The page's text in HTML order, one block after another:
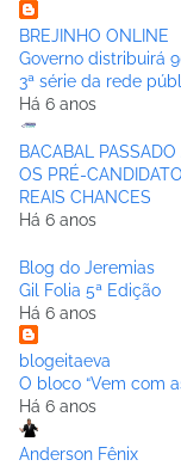
BREJINHO ONLINE
Governo distribuirá
3ª série da rede
Há 6 anos
BACABAL
OS PRÉ-
REAIS CHANCES
Há 6 anos
Blog do Jeremias
Gil Folia 5ª Edição
Há 6 anos
blogeitaeva
O bloco “Vem com
Há 6 anos
Anderson Fênix